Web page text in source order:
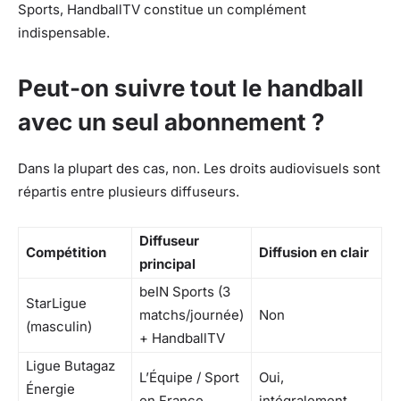
Sports, HandballTV constitue un complément
indispensable.
Peut-on suivre tout le handball
avec un seul abonnement ?
Dans la plupart des cas, non. Les droits audiovisuels sont
répartis entre plusieurs diffuseurs.
Compétition
Diffuseur
principal
Diffusion en clair
StarLigue
(masculin)
beIN Sports (3
matchs/journée)
+ HandballTV
Non
Ligue Butagaz
Énergie
L’Équipe / Sport
Oui,